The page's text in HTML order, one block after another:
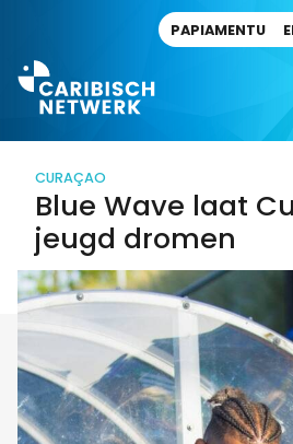
PAPIAMENTU
CURAÇAO
Blue Wave laat
jeugd dromen